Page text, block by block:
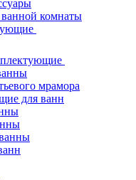
комнаты
мрамора
для ванн